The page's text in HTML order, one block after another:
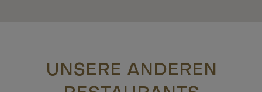
UNSERE ANDEREN